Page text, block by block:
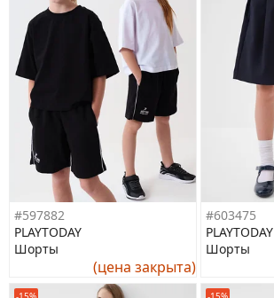
#597882
PLAYTODAY
Шорты
(цена закрыта)
#603475
PLAYTODAY
Шорты